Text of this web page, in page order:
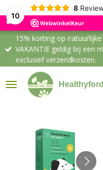
10
8
15% korting op
VAKANTIE geldig bij een
exclusief verzendkosten.